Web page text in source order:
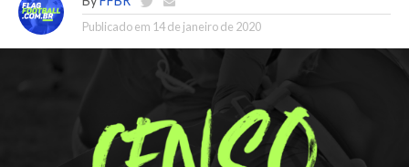
Publicado em 14 de janeiro de 2020